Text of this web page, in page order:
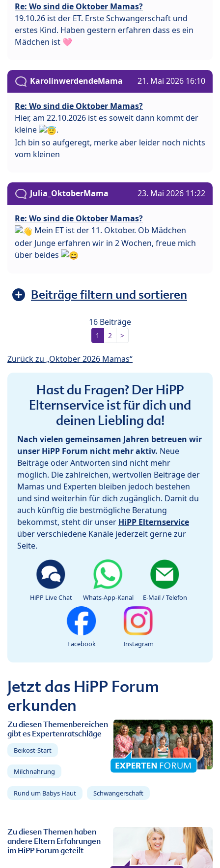
Re: Wo sind die Oktober Mamas?
19.10.26 ist der ET. Erste Schwangerschaft und
erstes Kind. Haben gestern erfahren dass es ein
Mädchen ist 🩷
KarolinwerdendeMama 21. Mai 2026 16:10
Re: Wo sind die Oktober Mamas?
Hier, am 22.10.2026 ist es soweit dann kommt der
kleine
.
Ich bin so aufgeregt, merke aber leider noch nichts
vom kleinen
Julia_OktoberMama 23. Mai 2026 11:22
Re: Wo sind die Oktober Mamas?
Mein ET ist der 11. Oktober. Ob Mädchen
oder Junge erfahren wir in 2 Wochen, freue mich
über beides
Beiträge filtern und sortieren
16 Beiträge
1 2 >
Zurück zu „Oktober 2026 Mamas“
Hast du Fragen? Der HiPP
Elternservice ist für dich und
deinen Liebling da!
Nach vielen gemeinsamen Jahren betreuen wir
unser HiPP Forum nicht mehr aktiv. Neue
Beiträge oder Antworten sind nicht mehr
möglich. Die zahlreichen, wertvollen Beiträge der
Mamas und Experten bleiben jedoch bestehen
und sind weiterhin für dich zugänglich. Damit du
auch künftig die bestmögliche Beratung
bekommst, steht dir unser HiPP Elternservice
über verschiedene Kanäle jederzeit gerne zur
Seite.
HiPP Live Chat Whats-App-Kanal E-Mail / Telefon
Facebook Instagram
Jetzt das HiPP Forum
erkunden
Zu diesen Themenbereichen
gibt es Expertenratschläge
Beikost-Start
Milchnahrung
Rund um Babys Haut Schwangerschaft
Zu diesen Themen haben
andere Eltern Erfahrungen
im HiPP Forum geteilt